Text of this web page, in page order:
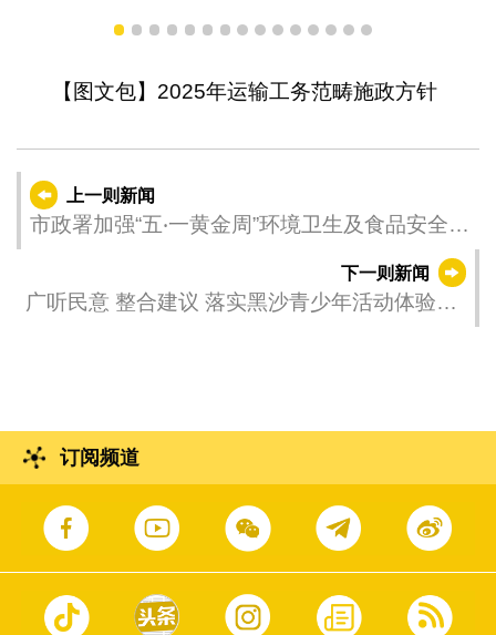
1 2 3 4 5 6 7 8 9 101112131415
【图文包】2025年运输工务范畴施政方针
上一则新闻
市政署加强“五‧一黄金周”环境卫生及食品安全监
下一则新闻
广听民意 整合建议 落实黑沙青少年活动体验营
订阅频道